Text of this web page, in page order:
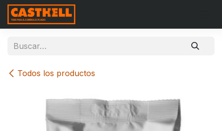
Ir al contenido
Todos los productos